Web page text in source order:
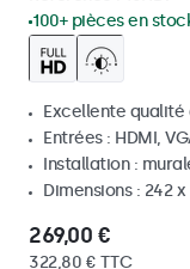
100+ pièces en
Excellente qualité
Entrées : HDMI,
Installation :
Dimensions : 242
269,00 €
322,80 € TTC